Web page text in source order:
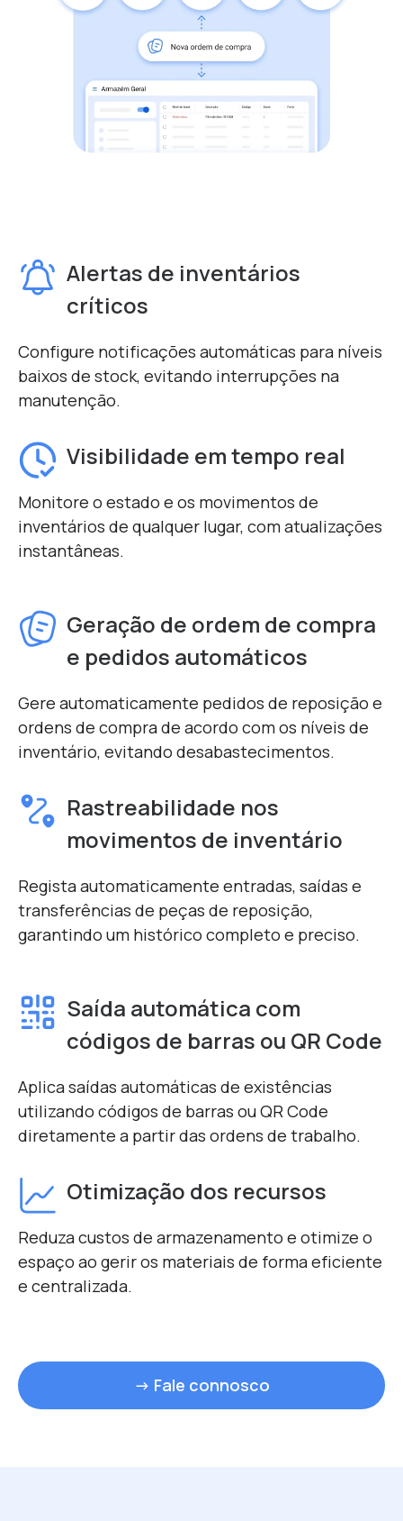
Alertas de inventários
críticos
Configure notificações automáticas para níveis
baixos de stock, evitando interrupções na
manutenção.
Visibilidade em tempo real
Monitore o estado e os movimentos de
inventários de qualquer lugar, com atualizações
instantâneas.
Geração de ordem de compra
e pedidos automáticos
Gere automaticamente pedidos de reposição e
ordens de compra de acordo com os níveis de
inventário, evitando desabastecimentos.
Rastreabilidade nos
movimentos de inventário
Regista automaticamente entradas, saídas e
transferências de peças de reposição,
garantindo um histórico completo e preciso.
Saída automática com
códigos de barras ou QR Code
Aplica saídas automáticas de existências
utilizando códigos de barras ou QR Code
diretamente a partir das ordens de trabalho.
Otimização dos recursos
Reduza custos de armazenamento e otimize o
espaço ao gerir os materiais de forma eficiente
e centralizada.
→ Fale connosco